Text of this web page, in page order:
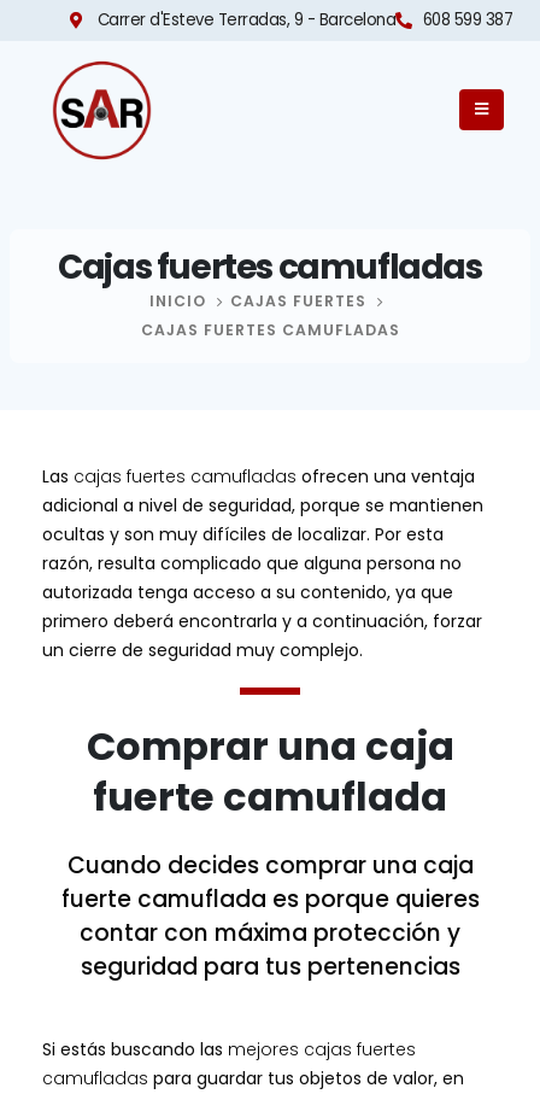
Carrer d'Esteve Terradas, 9 - Barcelona​ 608 599 387
Cajas fuertes camufladas
INICIO
CAJAS FUERTES
CAJAS FUERTES CAMUFLADAS
Las cajas fuertes camufladas ofrecen una ventaja
adicional a nivel de seguridad, porque se mantienen
ocultas y son muy difíciles de localizar. Por esta
razón, resulta complicado que alguna persona no
autorizada tenga acceso a su contenido, ya que
primero deberá encontrarla y a continuación, forzar
un cierre de seguridad muy complejo.
Comprar una caja
fuerte camuflada
Cuando decides comprar una caja
fuerte camuflada es porque quieres
contar con máxima protección y
seguridad para tus pertenencias
Si estás buscando las mejores cajas fuertes
camufladas para guardar tus objetos de valor, en